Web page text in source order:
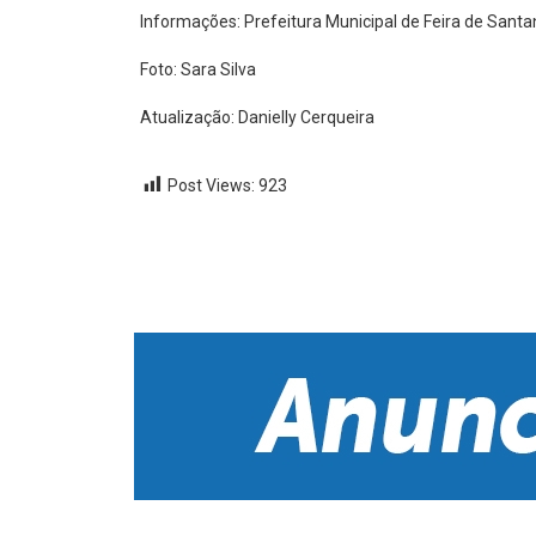
Informações: Prefeitura Municipal de Feira de
Foto: Sara Silva
Atualização: Danielly Cerqueira
Post Views: 923